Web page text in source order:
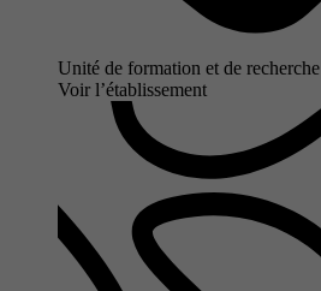
Unité de formation et de recherche
Voir l’établissement